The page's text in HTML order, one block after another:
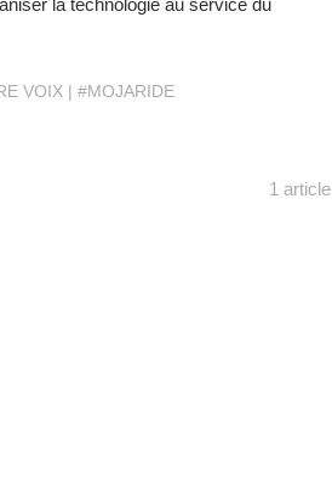
la technologie au service du
VOIX #MOJARIDE
1 article